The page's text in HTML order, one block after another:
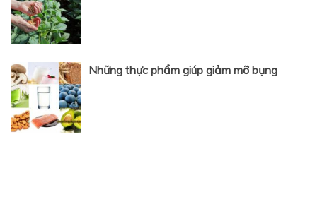
Những thực phẩm giúp giảm mỡ bụng